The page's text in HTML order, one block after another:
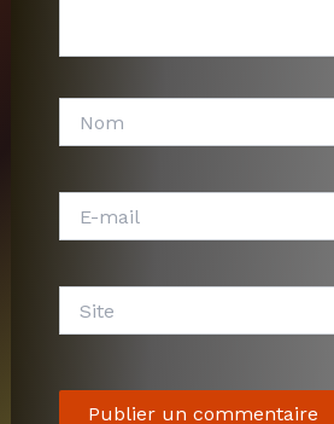
mail